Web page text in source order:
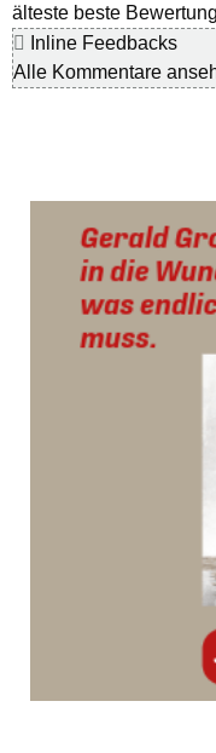
älteste beste Bewertung
Inline Feedbacks
Alle Kommentare